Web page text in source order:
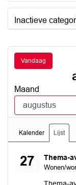
Inactieve
Vandaag
Maand
Kalender Lijst
27 Thema-
Wonen/